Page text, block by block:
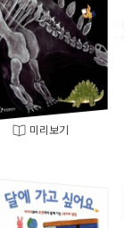
미리보기